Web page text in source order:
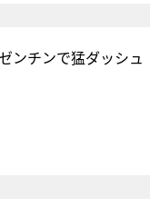
ンチンで猛ダッシ